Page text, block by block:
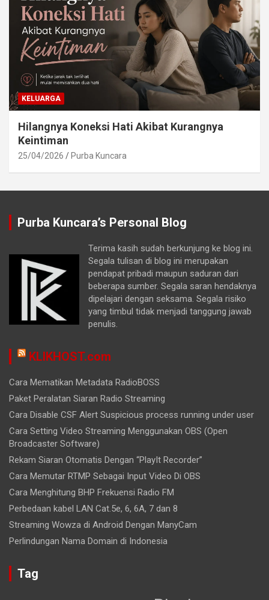
KELUARGA
Hilangnya Koneksi Hati Akibat Kurangnya
Keintiman
25/04/2026 Purba Kuncara
Purba Kuncara’s Personal Blog
Terima kasih sudah berkunjung ke blog ini.
Segala tulisan di blog ini merupakan
pendapat pribadi maupun saduran dari
beberapa sumber. Segala saran hendaknya
dipelajari dengan seksama. Segala risiko
yang timbul tidak menjadi tanggung jawab
penulis.
KLIKHOST.com
Cara Mematikan Metadata RadioBOSS
Paket Peralatan Siaran Radio Streaming
Cara Disable CSF Alert Suspicious process running under user
Cara Setting Video Streaming Menggunakan OBS (Open
Broadcaster Software)
Rekam Siaran Otomatis Dengan “PlayIt Recorder”
Cara Memutar RTMP Sebagai Input Video Di OBS
Cara Menghitung BHP Frekuensi Radio FM
Perbedaan kabel LAN Cat.5e, 6, 6A, 7 dan 8
Streaming Wowza di Android Dengan ManyCam
Perlindungan Nama Domain di Indonesia
Tag